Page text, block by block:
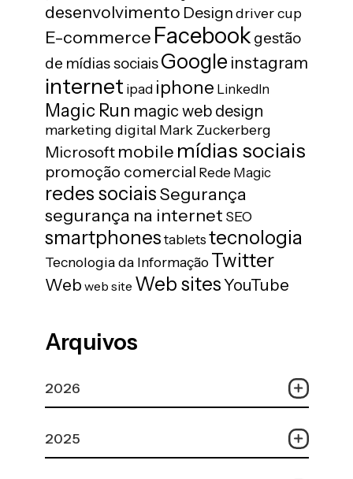
desenvolvimento Designdriver cup
E-commerce Facebookgestão
de mídias sociaisGoogle instagram
internet ipad iphone LinkedIn
Magic Run magic web design
marketing digital Mark Zuckerberg
Microsoft mobile mídias sociais
promoção comercial Rede Magic
redes sociaisSegurança
segurança na internet SEO
smartphones tablets tecnologia
Tecnologia da Informação Twitter
Web web site Web sitesYouTube
Arquivos
2026
2025